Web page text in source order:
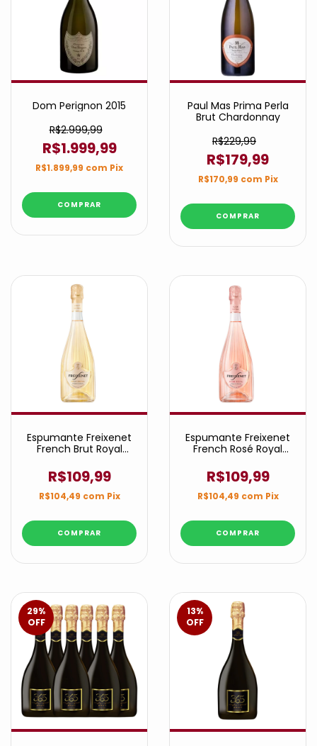
Dom Perignon 2015
R$2.999,99
R$1.999,99
R$1.899,99 com Pix
Paul Mas Prima Perla
Brut Chardonnay
R$229,99
R$179,99
R$170,99 com Pix
Espumante Freixenet
French Brut Royal
R$109,99
R$104,49 com Pix
Espumante Freixenet
French Rosé Royal
R$109,99
R$104,49 com Pix
29%
OFF
13%
OFF